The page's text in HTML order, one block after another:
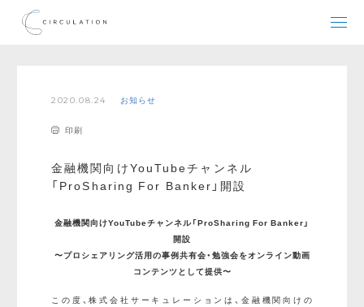
2020.08.24 お知らせ
印刷
金融機関向けYouTubeチャンネル
「ProSharing For Banker」開設
金融機関向けYouTubeチャンネル「ProSharing For Banker」
開設
〜プロシェアリング活用の事例共有会・勉強会をオンライン動画
コンテンツとして提供〜
この度、株式会社サーキュレーションは、金融機関向けの